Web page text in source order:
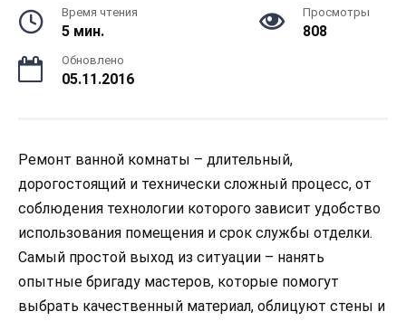
Время чтения
5 мин.
Просмотры
808
Обновлено
05.11.2016
Ремонт ванной комнаты – длительный,
дорогостоящий и технически сложный процесс, от
соблюдения технологии которого зависит удобство
использования помещения и срок службы отделки.
Самый простой выход из ситуации – нанять
опытные бригаду мастеров, которые помогут
выбрать качественный материал, облицуют стены и